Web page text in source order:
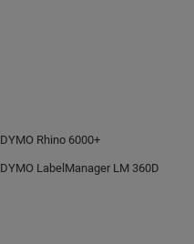
DYMO Rhino 6000+
DYMO LabelManager LM 360D